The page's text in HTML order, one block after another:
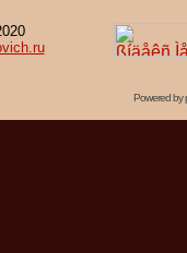
Powered by